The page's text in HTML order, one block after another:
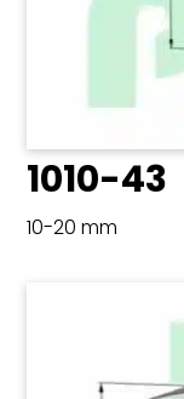
1010-43
10-20 mm